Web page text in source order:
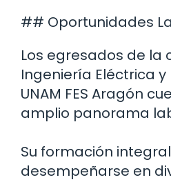
## Oportunidades
Los egresados de la
Ingeniería Eléctrica
UNAM FES Aragón
amplio panorama
Su formación
desempeñarse en